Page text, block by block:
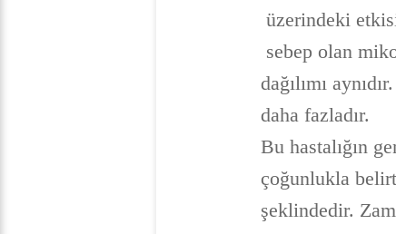
üzerindeki
sebep olan
dağılımı
daha fazladır.
Bu hastalığın
çoğunlukla
şeklindedir.